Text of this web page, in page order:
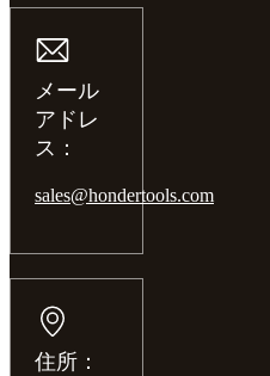
メール
アドレ
ス：
sales@hondertools.com
住所：